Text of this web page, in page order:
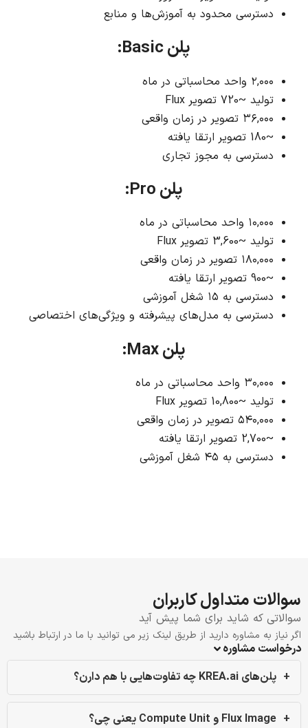
دسترسی محدود به آموزش‌ها و منابع
پلن Basic:
۲,۰۰۰ واحد محاسباتی در ماه
تولید ~720 تصویر Flux
۳۶,۰۰۰ تصویر در زمان واقعی
~180 تصویر ارتقا یافته
دسترسی به مجوز تجاری
پلن Pro:
۱۰,۰۰۰ واحد محاسباتی در ماه
تولید ~3,600 تصویر Flux
۱۸۰,۰۰۰ تصویر در زمان واقعی
~900 تصویر ارتقا یافته
دسترسی به ۱۵ شغل آموزشی
دسترسی به مدل‌های پیشرفته و ویژگی‌های اختصاصی
پلن Max:
۳۰,۰۰۰ واحد محاسباتی در ماه
تولید ~10,800 تصویر Flux
۵۴۰,۰۰۰ تصویر در زمان واقعی
~2,700 تصویر ارتقا یافته
دسترسی به ۴۵ شغل آموزشی
سوالات متداول کاربران
سوالاتی که شاید برای شما پیش آید
اگر نیاز به مشاوره دارید از طریق لینک زیر می توانید با ما در ارتباط باشید
درخواست مشاوره
پلن‌های KREA.ai چه تفاوت‌هایی با هم دارن؟
Flux Image و Compute Unit یعنی چی؟